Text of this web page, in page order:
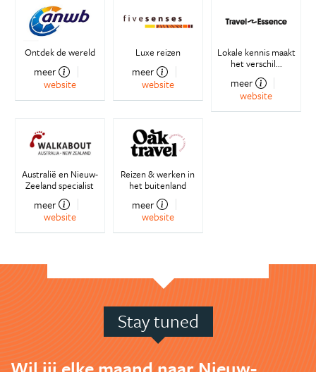
Ontdek de wereld
meer
website
Luxe reizen
meer
website
Lokale kennis maakt
het verschil...
meer
website
Australië en Nieuw-
Zeeland specialist
meer
website
Reizen & werken in
het buitenland
meer
website
Stay tuned